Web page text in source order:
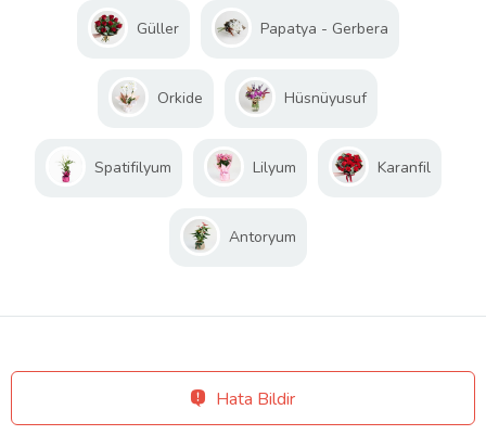
Güller Papatya - Gerbera
Orkide Hüsnüyusuf
Spatifilyum Lilyum Karanfil
Antoryum
Hata Bildir